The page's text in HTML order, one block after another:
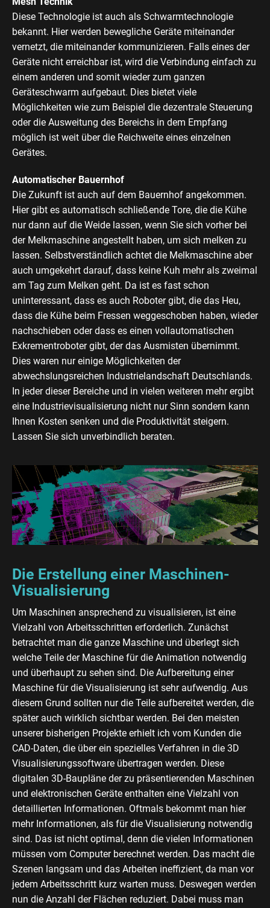
Diese Technologie ist auch als Schwarmtechnologie
bekannt. Hier werden bewegliche Geräte miteinander
vernetzt, die miteinander kommunizieren. Falls eines der
Geräte nicht erreichbar ist, wird die Verbindung einfach zu
einem anderen und somit wieder zum ganzen
Geräteschwarm aufgebaut. Dies bietet viele
Möglichkeiten wie zum Beispiel die dezentrale Steuerung
oder die Ausweitung des Bereichs in dem Empfang
möglich ist weit über die Reichweite eines einzelnen
Gerätes.
Automatischer Bauernhof
Die Zukunft ist auch auf dem Bauernhof angekommen.
Hier gibt es automatisch schließende Tore, die die Kühe
nur dann auf die Weide lassen, wenn Sie sich vorher bei
der Melkmaschine angestellt haben, um sich melken zu
lassen. Selbstverständlich achtet die Melkmaschine aber
auch umgekehrt darauf, dass keine Kuh mehr als zweimal
am Tag zum Melken geht. Da ist es fast schon
uninteressant, dass es auch Roboter gibt, die das Heu,
dass die Kühe beim Fressen weggeschoben haben, wieder
nachschieben oder dass es einen vollautomatischen
Exkrementroboter gibt, der das Ausmisten übernimmt.
Dies waren nur einige Möglichkeiten der
abwechslungsreichen Industrielandschaft Deutschlands.
In jeder dieser Bereiche und in vielen weiteren mehr ergibt
eine Industrievisualisierung nicht nur Sinn sondern kann
Ihnen Kosten senken und die Produktivität steigern.
Lassen Sie sich unverbindlich beraten.
Die Erstellung einer Maschinen-
Visualisierung
Um Maschinen ansprechend zu visualisieren, ist eine
Vielzahl von Arbeitsschritten erforderlich. Zunächst
betrachtet man die ganze Maschine und überlegt sich
welche Teile der Maschine für die Animation notwendig
und überhaupt zu sehen sind. Die Aufbereitung einer
Maschine für die Visualisierung ist sehr aufwendig. Aus
diesem Grund sollten nur die Teile aufbereitet werden, die
später auch wirklich sichtbar werden. Bei den meisten
unserer bisherigen Projekte erhielt ich vom Kunden die
CAD-Daten, die über ein spezielles Verfahren in die 3D
Visualisierungssoftware übertragen werden. Diese
digitalen 3D-Baupläne der zu präsentierenden Maschinen
und elektronischen Geräte enthalten eine Vielzahl von
detaillierten Informationen. Oftmals bekommt man hier
mehr Informationen, als für die Visualisierung notwendig
sind. Das ist nicht optimal, denn die vielen Informationen
müssen vom Computer berechnet werden. Das macht die
Szenen langsam und das Arbeiten ineffizient, da man vor
jedem Arbeitsschritt kurz warten muss. Deswegen werden
nun die Anzahl der Flächen reduziert. Dabei muss man